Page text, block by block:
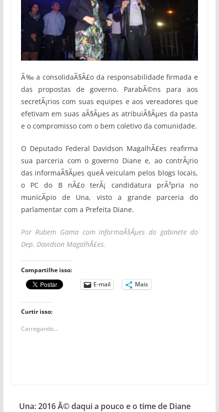
Ã‰ a consolidaÃ§Ã£o da responsabilidade firmada e
das propostas de governo. ParabÃ©ns para aos
secretÃ¡rios com suas equipes e aos vereadores que
efetivam em suas aÃ§Ãµes as atribuiÃ§Ãµes da pasta
e o compromisso com o bem coletivo da comunidade.
O Deputado Federal Davidson MagalhÃ£es reafirma
sua parceria com o governo Diane e, ao contrÃ¡rio
das informaÃ§Ãµes queÂ veiculam pelos blogs locais,
o PC do B nÃ£o terÃ¡ candidatura prÃ³pria no
municÃ­pio de Una, visto a grande parceria do
parlamentar com a Prefeita Diane.
Por Rubem Gama com informaÃ§Ãµes do gabinete do
Dep. Davidson MagalhÃ£es.
Compartilhe isso:
E-mail
Mais
Curtir isso:
Carregando...
Una: 2016 Ã© daqui a pouco e o time de Diane